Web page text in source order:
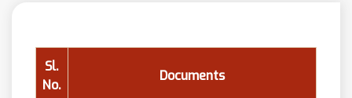
Sl.
No.
Documents